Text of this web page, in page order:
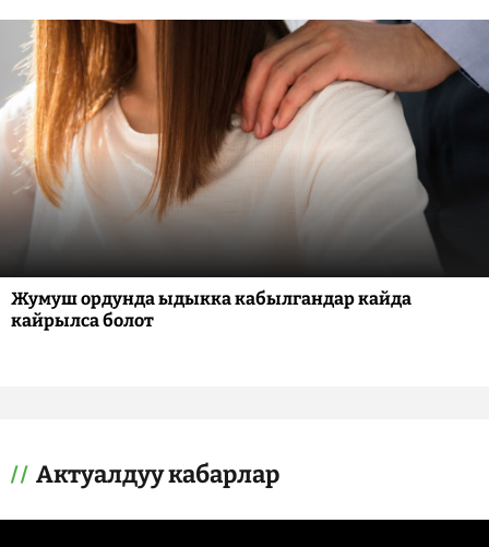
Жумуш ордунда ыдыкка кабылгандар кайда
кайрылса болот
Актуалдуу кабарлар